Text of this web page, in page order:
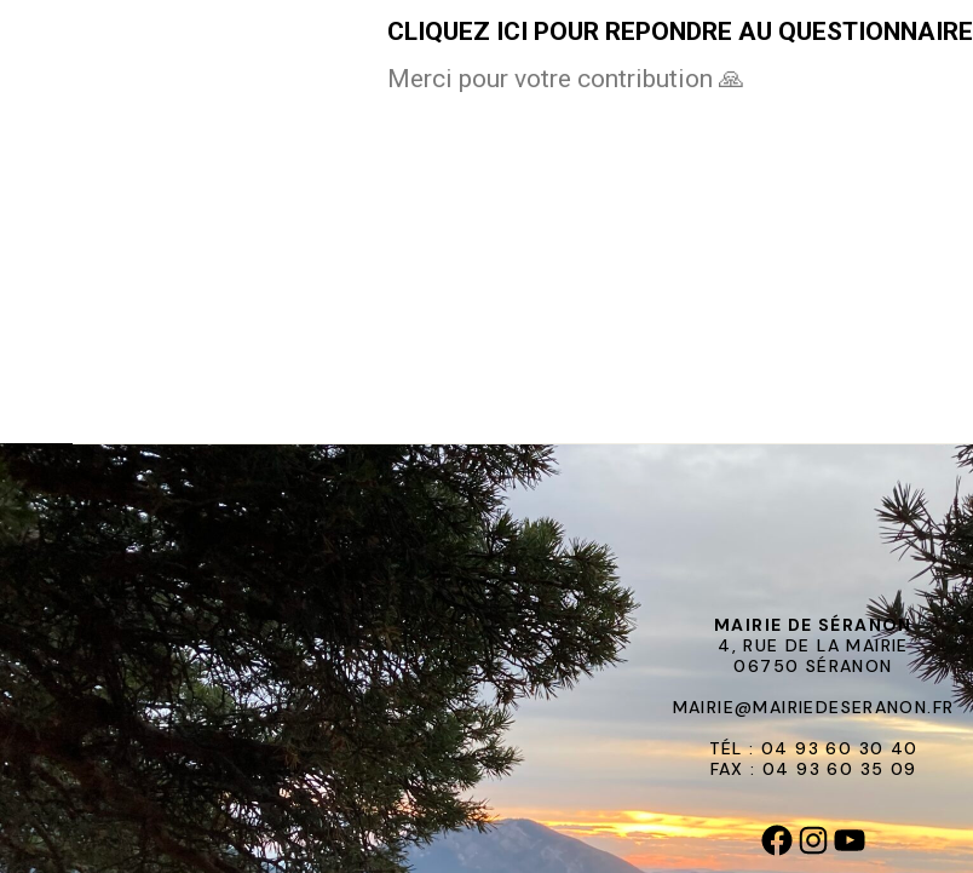
CLIQUEZ ICI POUR REPONDRE AU QUESTIONNAIRE
Merci pour votre contribution 🙏
MAIRIE DE SÉRANON
4, RUE DE LA MAIRIE
06750 SÉRANON
MAIRIE@MAIRIEDESERANON.FR
TÉL : 04 93 60 30 40
FAX : 04 93 60 35 09